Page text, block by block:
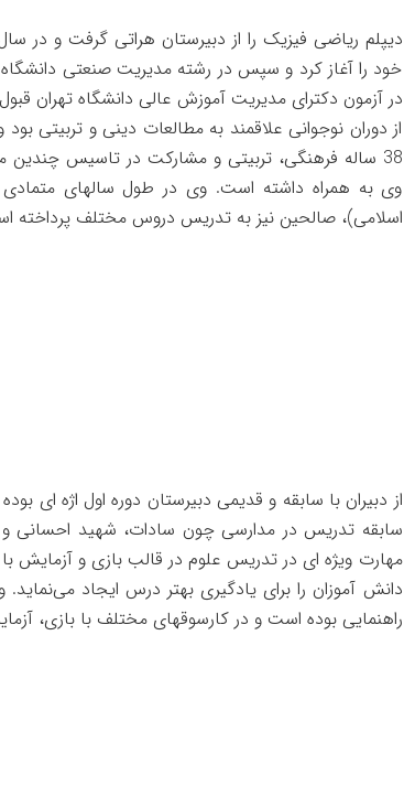
خود را آغاز کرد و سپس در رشته مدیریت صنعتی
در آزمون دکترای مدیریت آموزش عالی دانشگاه تهران
از دوران نوجوانی علاقمند به مطالعات دینی و تربیتی
38 ساله فرهنگی، تربیتی و مشارکت در تاسیس
وی به همراه داشته است. وی در طول سالهای متمادی
اسلامی)، صالحین نیز به تدریس دروس مختلف پرداخته
سابقه تدریس در مدارسی چون سادات، شهید احسانی و
مهارت ویژه ای در تدریس علوم در قالب بازی و آزمایش
دانش آموزان را برای یادگیری بهتر درس ایجاد
راهنمایی بوده است و در کارسوقهای مختلف با بازی،